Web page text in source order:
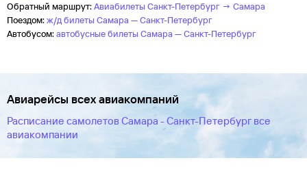
Обратный маршрут:Авиабилеты Санкт-Петербург → Самара
Поездом:ж/д билеты Самара — Санкт-Петербург
Автобусом:автобусные билеты Самара — Санкт-Петербург
Авиарейсы всех авиакомпаний
Расписание самолетов Самара - Санкт-Петербург все
авиакомпании